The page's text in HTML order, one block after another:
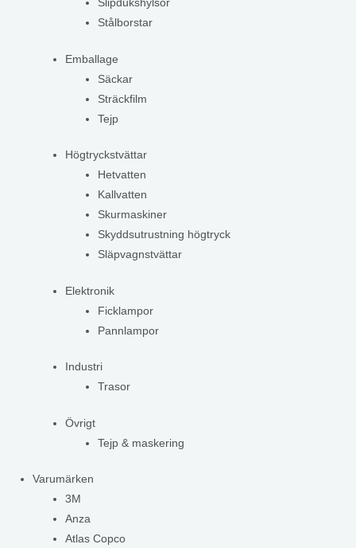
Slipdukshylsor
Stålborstar
Emballage
Säckar
Sträckfilm
Tejp
Högtryckstvättar
Hetvatten
Kallvatten
Skurmaskiner
Skyddsutrustning högtryck
Släpvagnstvättar
Elektronik
Ficklampor
Pannlampor
Industri
Trasor
Övrigt
Tejp & maskering
Varumärken
3M
Anza
Atlas Copco